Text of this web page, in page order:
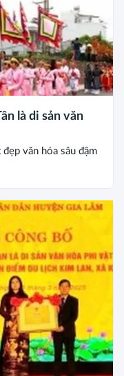
là di sản văn
văn hóa sâu đậm